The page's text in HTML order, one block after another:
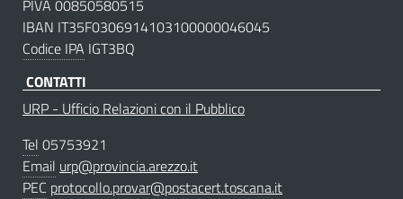
PIVA 00850580515
IBAN IT35F0306914103100000046045
Codice IPA IGT3BQ
CONTATTI
URP - Ufficio Relazioni con il Pubblico
Tel 05753921
Email urp@provincia.arezzo.it
PEC protocollo.provar@postacert.toscana.it